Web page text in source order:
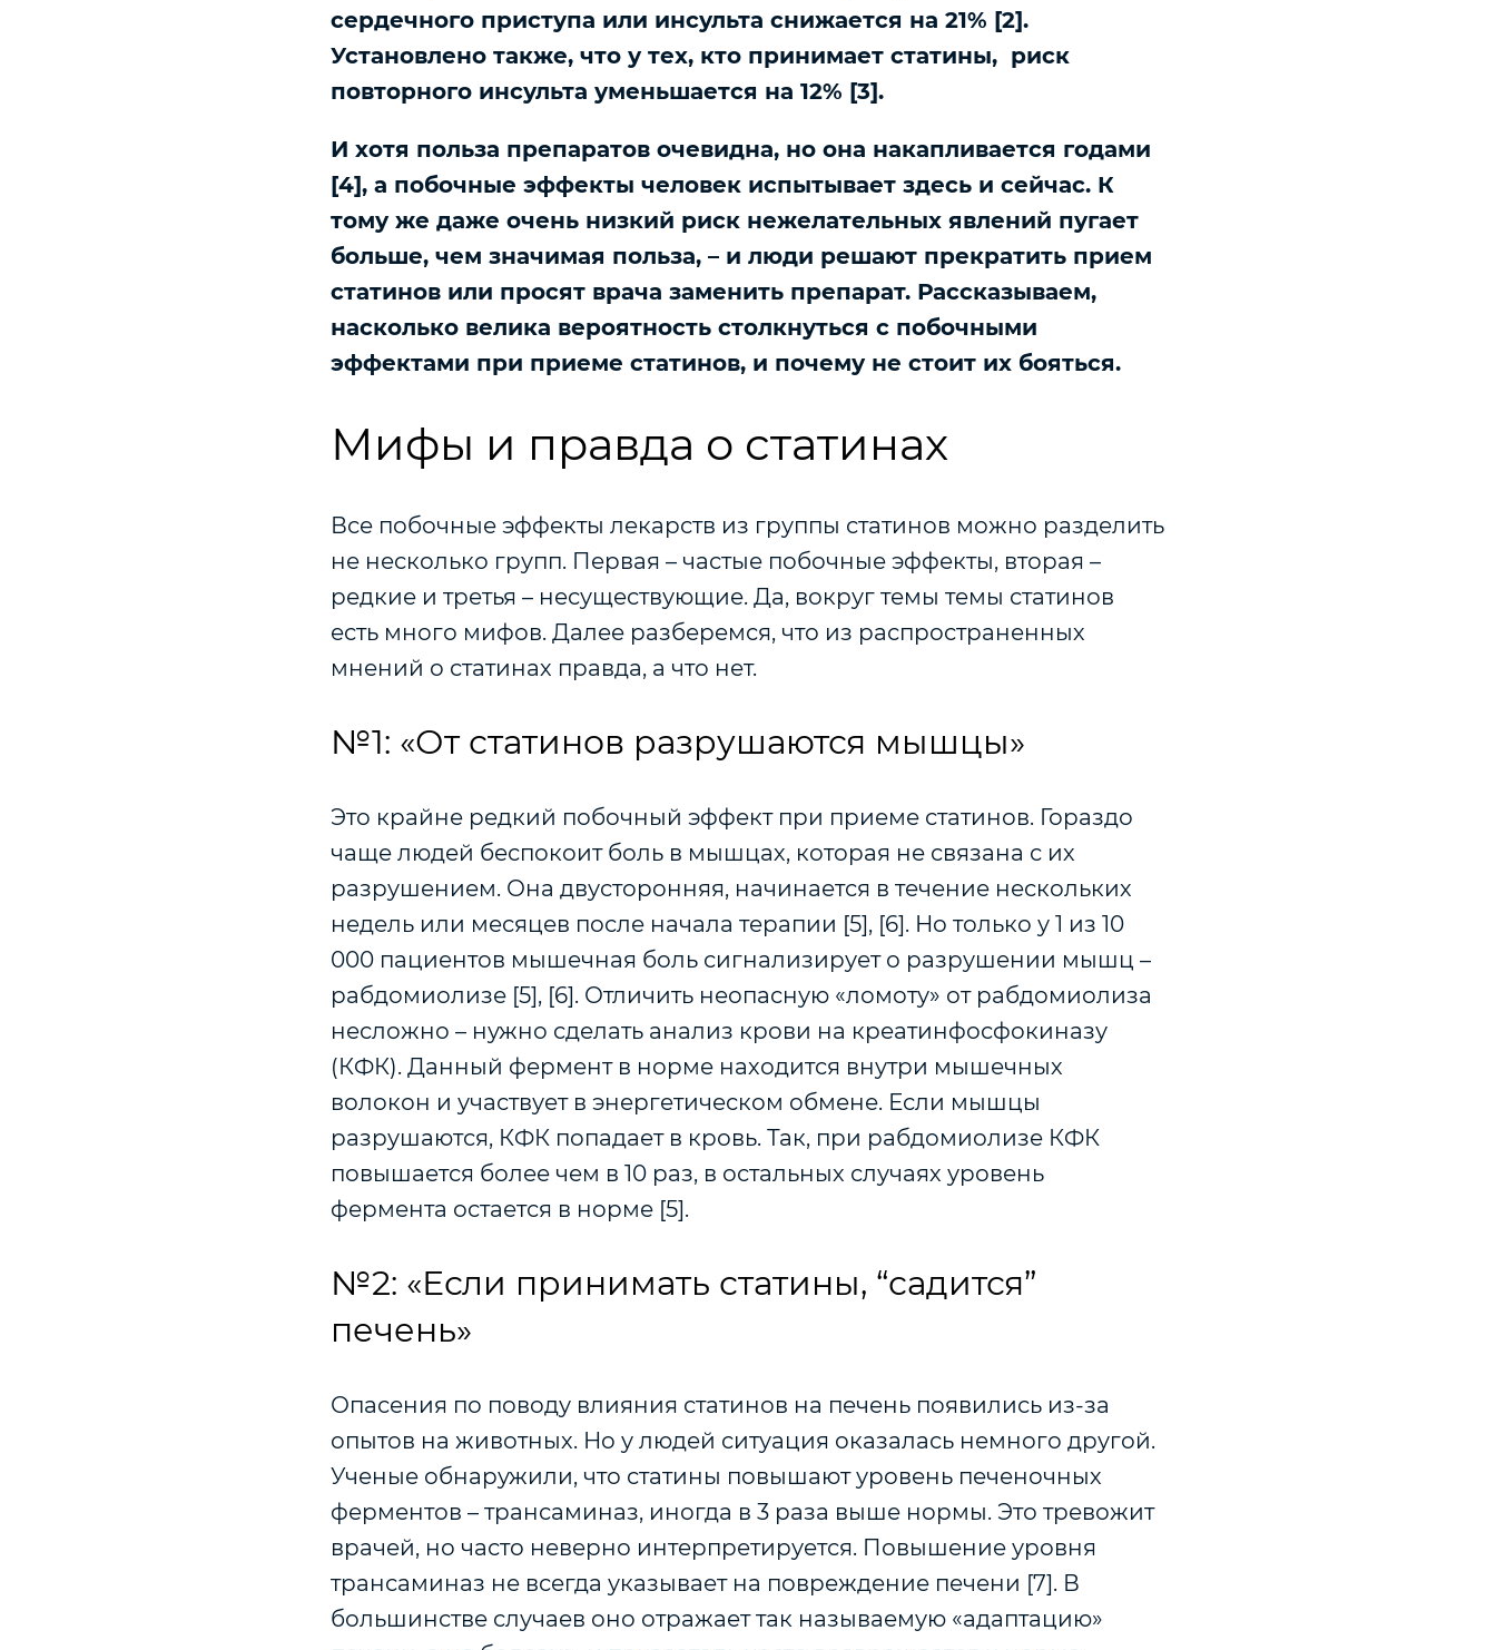
сердечного приступа или инсульта снижается на 21% [2].
Установлено также, что у тех, кто принимает статины, риск
повторного инсульта уменьшается на 12% [3].
И хотя польза препаратов очевидна, но она накапливается годами
[4], а побочные эффекты человек испытывает здесь и сейчас. К
тому же даже очень низкий риск нежелательных явлений пугает
больше, чем значимая польза, – и люди решают прекратить прием
статинов или просят врача заменить препарат. Рассказываем,
насколько велика вероятность столкнуться с побочными
эффектами при приеме статинов, и почему не стоит их бояться.
Мифы и правда о статинах
Все побочные эффекты лекарств из группы статинов можно разделить
не несколько групп. Первая – частые побочные эффекты, вторая –
редкие и третья – несуществующие. Да, вокруг темы темы статинов
есть много мифов. Далее разберемся, что из распространенных
мнений о статинах правда, а что нет.
№1: «От статинов разрушаются мышцы»
Это крайне редкий побочный эффект при приеме статинов. Гораздо
чаще людей беспокоит боль в мышцах, которая не связана с их
разрушением. Она двусторонняя, начинается в течение нескольких
недель или месяцев после начала терапии [5], [6]. Но только у 1 из 10
000 пациентов мышечная боль сигнализирует о разрушении мышц –
рабдомиолизе [5], [6]. Отличить неопасную «ломоту» от рабдомиолиза
несложно – нужно сделать анализ крови на креатинфосфокиназу
(КФК). Данный фермент в норме находится внутри мышечных
волокон и участвует в энергетическом обмене. Если мышцы
разрушаются, КФК попадает в кровь. Так, при рабдомиолизе КФК
повышается более чем в 10 раз, в остальных случаях уровень
фермента остается в норме [5].
№2: «Если принимать статины, “садится”
печень»
Опасения по поводу влияния статинов на печень появились из-за
опытов на животных. Но у людей ситуация оказалась немного другой.
Ученые обнаружили, что статины повышают уровень печеночных
ферментов – трансаминаз, иногда в 3 раза выше нормы. Это тревожит
врачей, но часто неверно интерпретируется. Повышение уровня
трансаминаз не всегда указывает на повреждение печени [7]. В
большинстве случаев оно отражает так называемую «адаптацию»